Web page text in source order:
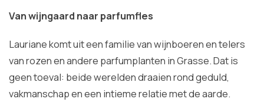
Van wijngaard naar parfumfles
Lauriane komt uit een familie van wijnboeren en telers
van rozen en andere parfumplanten in Grasse. Dat is
geen toeval: beide werelden draaien rond geduld,
vakmanschap en een intieme relatie met de aarde.